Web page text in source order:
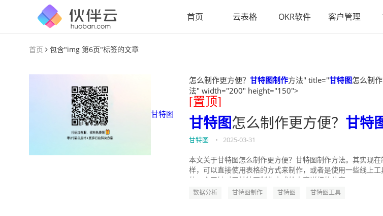
首页 云表格 OKR软件 客户管理
首页 包含"img 第6页"标签的文章
甘特图
怎么制作更方便？ 甘特图制作方法" title="甘特图怎么制作
法" width="200" height="150">
[置顶]
甘特图怎么制作更方便？ 甘特
甘特图 • 2025-03-31
本文关于甘特图怎么制作更方便？甘特图制作方法。其实现
样，可以直接使用表格的方式来制作，或者是使用一些线上
数据分析 甘特图制作 甘特图 甘特图工具